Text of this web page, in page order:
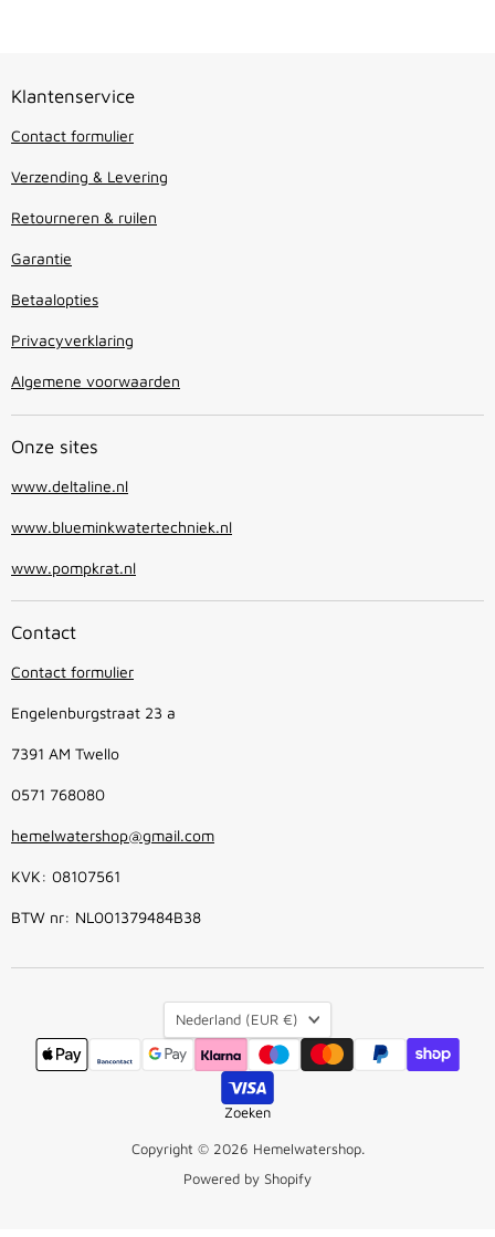
Klantenservice
Contact formulier
Verzending & Levering
Retourneren & ruilen
Garantie
Betaalopties
Privacyverklaring
Algemene voorwaarden
Onze sites
www.deltaline.nl
www.blueminkwatertechniek.nl
www.pompkrat.nl
Contact
Contact formulier
Engelenburgstraat 23 a
7391 AM Twello
0571 768080
hemelwatershop@gmail.com
KVK: 08107561
BTW nr: NL001379484B38
Land
Nederland (EUR €)
Zoeken
Copyright © 2026 Hemelwatershop.
Powered by Shopify